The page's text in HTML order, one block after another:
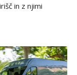
in z njimi